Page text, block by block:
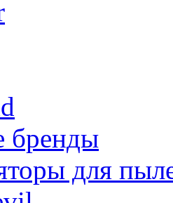
бренды
для